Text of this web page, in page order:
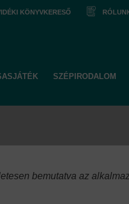
KÖNYVKERESŐ
SZÉPIRODALOM
bemutatva az